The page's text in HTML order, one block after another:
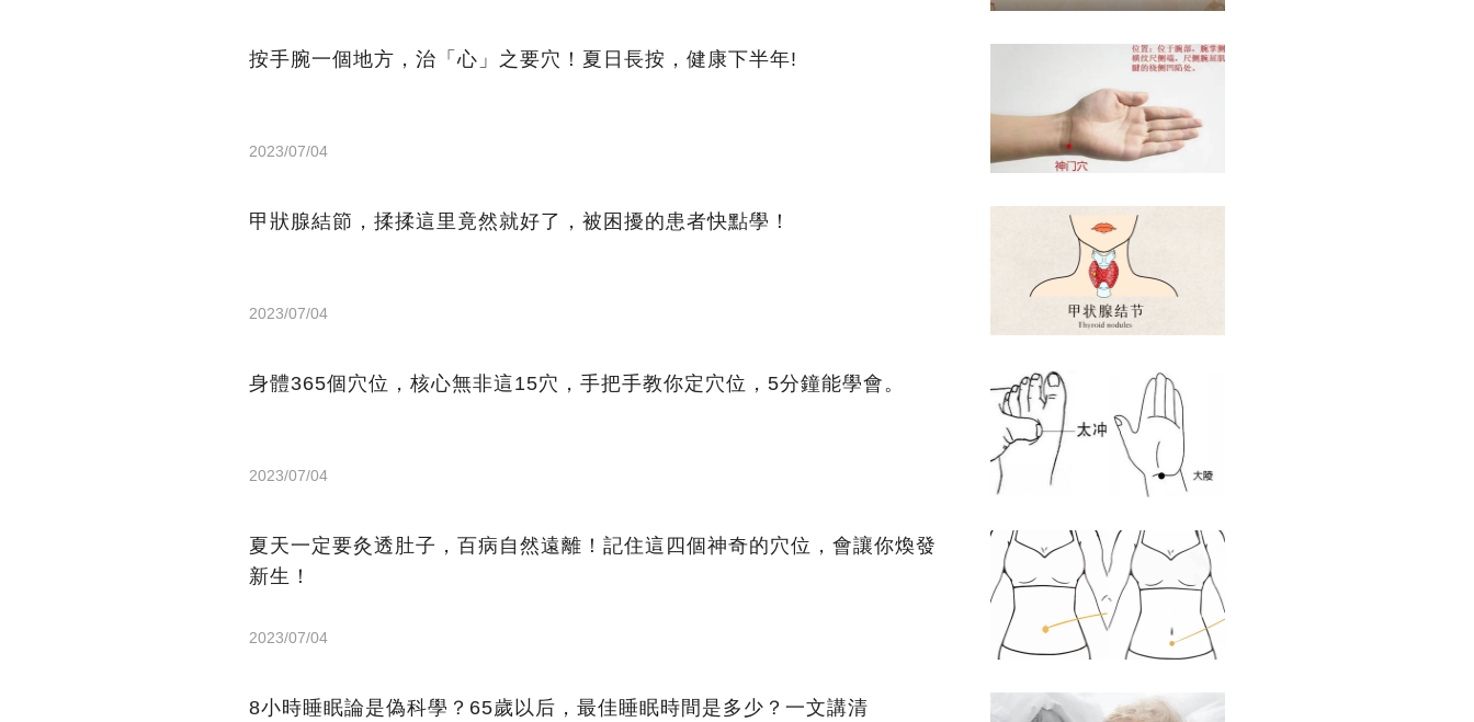
按手腕一個地方，治「心」之要穴！夏日長按，健康下半年!
2023/07/04
甲狀腺結節，揉揉這里竟然就好了，被困擾的患者快點學！
2023/07/04
身體365個穴位，核心無非這15穴，手把手教你定穴位，5分鐘能學會。
2023/07/04
夏天一定要灸透肚子，百病自然遠離！記住這四個神奇的穴位，會讓你煥發
新生！
2023/07/04
8小時睡眠論是偽科學？65歲以后，最佳睡眠時間是多少？一文講清